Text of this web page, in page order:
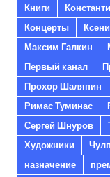
Книги
Концерты
Максим Галкин
Первый канал
Прохор Шаляпин
Римас Туминас
Сергей Шнуров
Художники
назначение